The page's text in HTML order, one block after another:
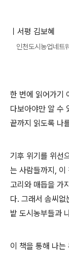
ㅣ서평 김보혜
인천도시농업네트
한 번에 읽어가기
다보아야만 알 수
끝까지 읽도록 나
기후 위기를 위선
는 사람들까지 , 이
고리와 매듭을 가
다. 그래서 솜씨없
밭 도시농부들과
이 책을 통해 나